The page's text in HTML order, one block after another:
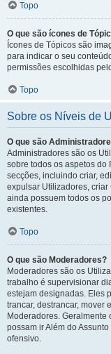
Topo
O que são ícones de
Ícones de Tópicos são
para indicar o seu
permissões escolhidas
Topo
Sobre os Níveis de
O que são
Administradores são os
sobre todos os aspetos do
secções, incluindo criar,
expulsar Utilizadores,
ainda possuem todos os
existentes.
Topo
O que são Moderadores?
Moderadores são os
trabalho é supervisionar
estejam designadas. Eles
trancar, destrancar, mover
Moderadores.
possam ir Além do
ofensivo.